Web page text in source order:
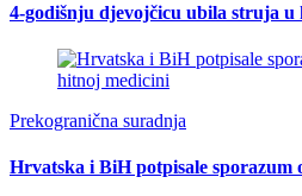
4-godišnju djevojčicu ubila struja u
Prekogranična suradnja
Hrvatska i BiH potpisale